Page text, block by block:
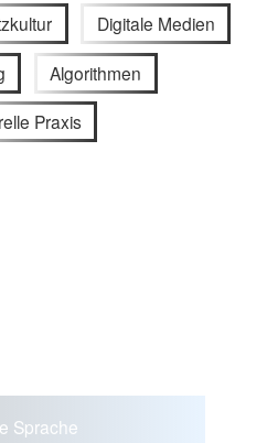
Digitale Medien
Algorithmen
Praxis
Sprache